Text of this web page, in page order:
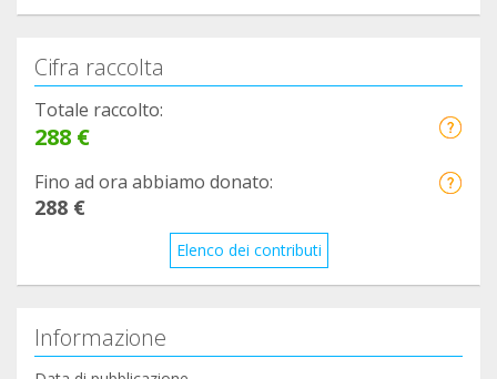
Cifra raccolta
Totale raccolto:
288 €
Fino ad ora abbiamo donato:
288 €
Elenco dei contributi
Informazione